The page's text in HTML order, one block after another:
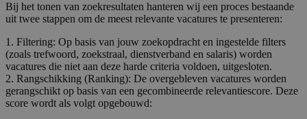
Bij het tonen van zoekresultaten hanteren wij een proces bestaande
uit twee stappen om de meest relevante vacatures te presenteren:
1. Filtering: Op basis van jouw zoekopdracht en ingestelde filters
(zoals trefwoord, zoekstraal, dienstverband en salaris) worden
vacatures die niet aan deze harde criteria voldoen, uitgesloten.
2. Rangschikking (Ranking): De overgebleven vacatures worden
gerangschikt op basis van een gecombineerde relevantiescore. Deze
score wordt als volgt opgebouwd: